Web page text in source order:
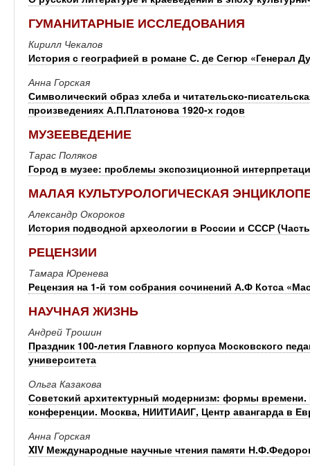
ГУМАНИТАРНЫЕ ИССЛЕДОВАНИЯ
Кирилл Чекалов
История с географией в романе С. де Сегюр «Генерал
Анна Горская
Символический образ хлеба и читательско-
произведениях А.П.Платонова 1920-х годов
МУЗЕЕВЕДЕНИЕ
Тарас Поляков
Город в музее: проблемы экспозиционной
МАЛАЯ КУЛЬТУРОЛОГИЧЕСКАЯ
Александр Окороков
История подводной археологии в России и СССР
РЕЦЕНЗИИ
Тамара Юренева
Рецензия на 1-й том собрания сочинений А.Ф Котса
НАУЧНАЯ ЖИЗНЬ
Андрей Трошин
Праздник 100-летия Главного корпуса Московского
университета
Ольга Казакова
Советский архитектурный модернизм: формы времени.
конференции. Москва, НИИТИАИГ, Центр авангарда в
Анна Горская
XIV Международные научные чтения памяти